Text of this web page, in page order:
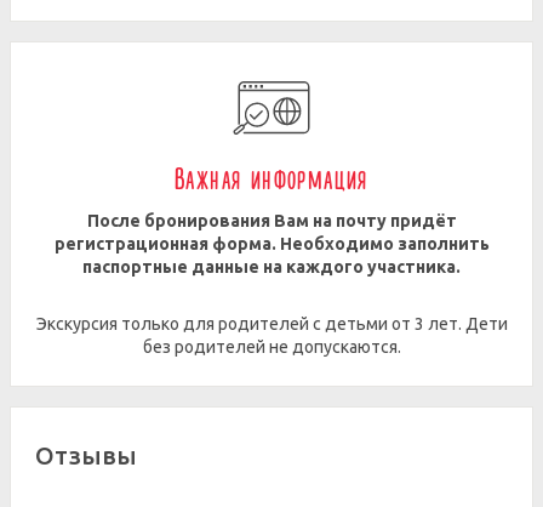
Важная информация
После бронирования Вам на почту придёт
регистрационная форма. Необходимо заполнить
паспортные данные на каждого участника.
Экскурсия только для родителей с детьми от 3 лет. Дети
без родителей не допускаются.
Отзывы